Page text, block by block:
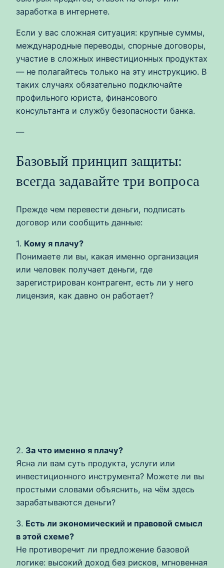
заработка в интернете.
Если у вас сложная ситуация: крупные суммы,
международные переводы, спорные договоры,
участие в сложных инвестиционных продуктах
— не полагайтесь только на эту инструкцию. В
таких случаях обязательно подключайте
профильного юриста, финансового
консультанта и службу безопасности банка.
—
Базовый принцип защиты:
всегда задавайте три вопроса
Прежде чем перевести деньги, подписать
договор или сообщить данные:
1. Кому я плачу?
Понимаете ли вы, какая именно организация
или человек получает деньги, где
зарегистрирован контрагент, есть ли у него
лицензия, как давно он работает?
2. За что именно я плачу?
Ясна ли вам суть продукта, услуги или
инвестиционного инструмента? Можете ли вы
простыми словами объяснить, на чём здесь
зарабатываются деньги?
3. Есть ли экономический и правовой смысл
в этой схеме?
Не противоречит ли предложение базовой
логике: высокий доход без рисков, мгновенная